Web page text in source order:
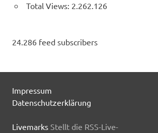
Total Views: 2.262.126
24.286 feed subscribers
Impressum
Datenschutzerklärung
Livemarks Stellt die RSS-Live-